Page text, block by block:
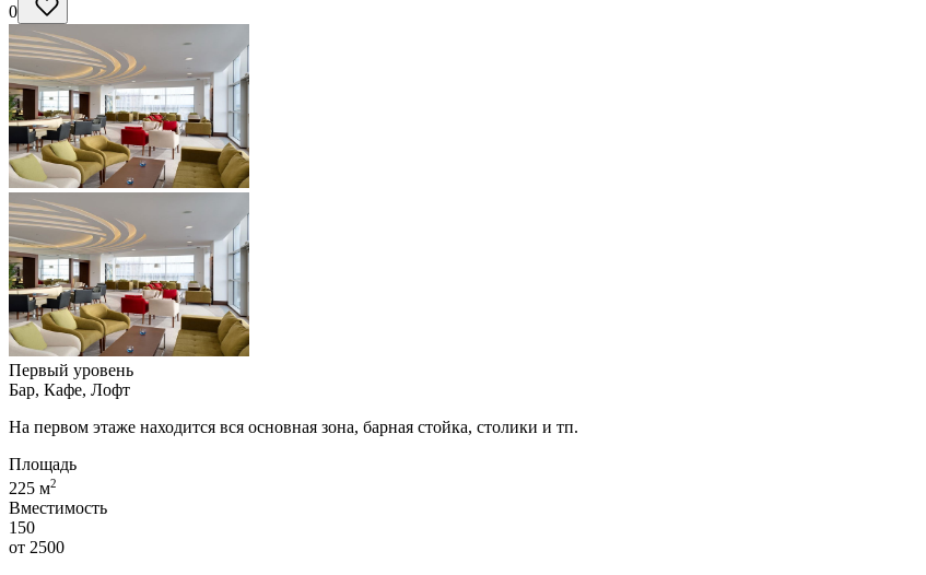
0
Первый уровень
Бар, Кафе, Лофт
На первом этаже находится вся основная зона, барная стойка, столики и тп.
Площадь
225 м2
Вместимость
150
от 2500